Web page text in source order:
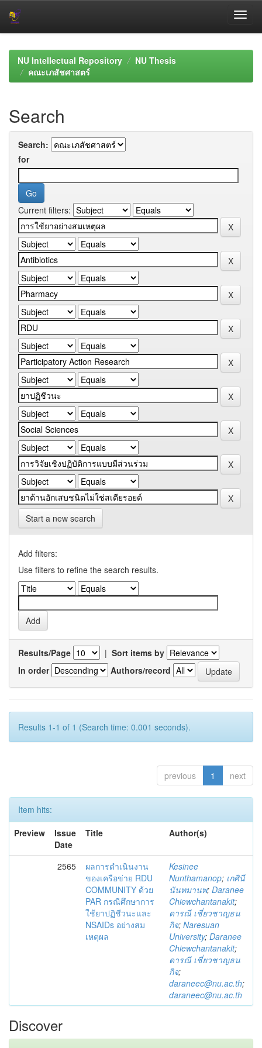
navigationNU Intellectual Repository
NU Thesis
คณะเภสัชศาสตร์
Search
Search:
for
Current filters:
Start a new search
Add filters:
Use filters to refine the search results.
Results/Page | Sort items by
In order
Authors/record
Results 1-1 of 1 (Search time: 0.001 seconds).
previous 1 next
Item hits:
Preview
Issue
Date
Title Author(s)
2565
ผลการดำเนินงาน
ของเครือข่าย RDU
COMMUNITY ด้วย
PAR กรณีศึกษาการ
ใช้ยาปฏิชีวนะและ
NSAIDs อย่างสม
เหตุผล
Kesinee
Nunthamanop; เกศินี
นันทมานพ; Daranee
Chiewchantanakit;
ดารณี เชี่ยวชาญธน
กิจ; Naresuan
University; Daranee
Chiewchantanakit;
ดารณี เชี่ยวชาญธน
กิจ;
daraneec@nu.ac.th;
daraneec@nu.ac.th
Discover